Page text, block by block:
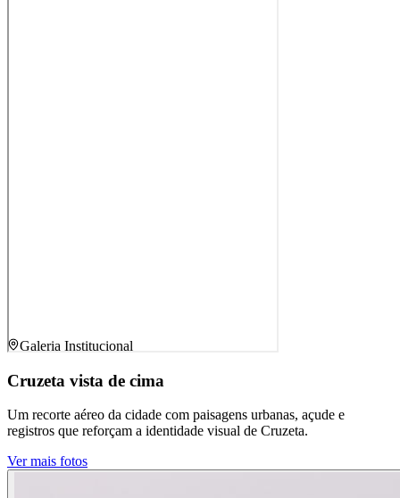
Galeria Institucional
Cruzeta vista de cima
Um recorte aéreo da cidade com paisagens urbanas, açude e
registros que reforçam a identidade visual de Cruzeta.
Ver mais fotos